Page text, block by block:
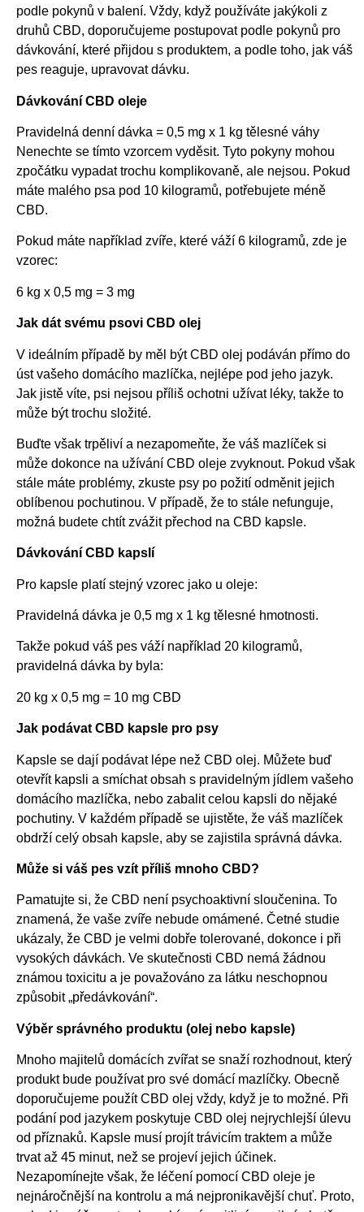
podle pokynů v balení. Vždy, když používáte jakýkoli z
druhů CBD, doporučujeme postupovat podle pokynů pro
dávkování, které přijdou s produktem, a podle toho, jak váš
pes reaguje, upravovat dávku.
Dávkování CBD oleje
Pravidelná denní dávka = 0,5 mg x 1 kg tělesné váhy
Nenechte se tímto vzorcem vyděsit. Tyto pokyny mohou
zpočátku vypadat trochu komplikovaně, ale nejsou. Pokud
máte malého psa pod 10 kilogramů, potřebujete méně
CBD.
Pokud máte například zvíře, které váží 6 kilogramů, zde je
vzorec:
6 kg x 0,5 mg = 3 mg
Jak dát svému psovi CBD olej
V ideálním případě by měl být CBD olej podáván přímo do
úst vašeho domácího mazlíčka, nejlépe pod jeho jazyk.
Jak jistě víte, psi nejsou příliš ochotni užívat léky, takže to
může být trochu složité.
Buďte však trpěliví a nezapomeňte, že váš mazlíček si
může dokonce na užívání CBD oleje zvyknout. Pokud však
stále máte problémy, zkuste psy po požití odměnit jejich
oblíbenou pochutinou. V případě, že to stále nefunguje,
možná budete chtít zvážit přechod na CBD kapsle.
Dávkování CBD kapslí
Pro kapsle platí stejný vzorec jako u oleje:
Pravidelná dávka je 0,5 mg x 1 kg tělesné hmotnosti.
Takže pokud váš pes váží například 20 kilogramů,
pravidelná dávka by byla:
20 kg x 0,5 mg = 10 mg CBD
Jak podávat CBD kapsle pro psy
Kapsle se dají podávat lépe než CBD olej. Můžete buď
otevřít kapsli a smíchat obsah s pravidelným jídlem vašeho
domácího mazlíčka, nebo zabalit celou kapsli do nějaké
pochutiny. V každém případě se ujistěte, že váš mazlíček
obdrží celý obsah kapsle, aby se zajistila správná dávka.
Může si váš pes vzít příliš mnoho CBD?
Pamatujte si, že CBD není psychoaktivní sloučenina. To
znamená, že vaše zvíře nebude omámené. Četné studie
ukázaly, že CBD je velmi dobře tolerované, dokonce i při
vysokých dávkách. Ve skutečnosti CBD nemá žádnou
známou toxicitu a je považováno za látku neschopnou
způsobit „předávkování“.
Výběr správného produktu (olej nebo kapsle)
Mnoho majitelů domácích zvířat se snaží rozhodnout, který
produkt bude používat pro své domácí mazlíčky. Obecně
doporučujeme použít CBD olej vždy, když je to možné. Při
podání pod jazykem poskytuje CBD olej nejrychlejší úlevu
od příznaků. Kapsle musí projít trávicím traktem a může
trvat až 45 minut, než se projeví jejich účinek.
Nezapomínejte však, že léčení pomocí CBD oleje je
nejnáročnější na kontrolu a má nejpronikavější chuť. Proto,